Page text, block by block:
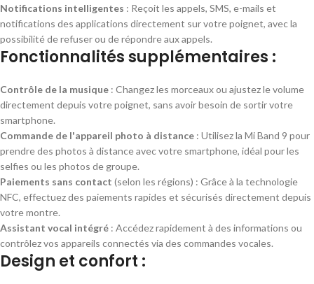
Notifications intelligentes : Reçoit les appels, SMS, e-mails et
notifications des applications directement sur votre poignet, avec la
possibilité de refuser ou de répondre aux appels.
Fonctionnalités supplémentaires :
Contrôle de la musique : Changez les morceaux ou ajustez le volume
directement depuis votre poignet, sans avoir besoin de sortir votre
smartphone.
Commande de l'appareil photo à distance : Utilisez la Mi Band 9 pour
prendre des photos à distance avec votre smartphone, idéal pour les
selfies ou les photos de groupe.
Paiements sans contact (selon les régions) : Grâce à la technologie
NFC, effectuez des paiements rapides et sécurisés directement depuis
votre montre.
Assistant vocal intégré : Accédez rapidement à des informations ou
contrôlez vos appareils connectés via des commandes vocales.
Design et confort :